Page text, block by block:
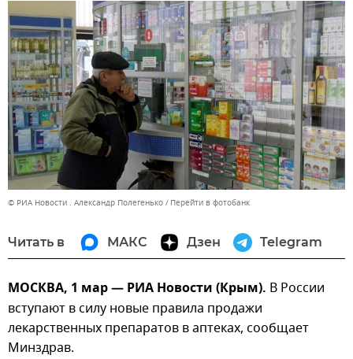
© РИА Новости . Александр Полегенько Перейти в фотобанк
Читать в МАКС Дзен Telegram
МОСКВА, 1 мар — РИА Новости (Крым). В России
вступают в силу новые правила продажи
лекарственных препаратов в аптеках, сообщает
Минздрав.